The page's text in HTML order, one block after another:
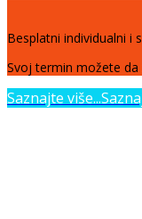
Besplatni individualni i
Svoj termin možete
Saznajte više...